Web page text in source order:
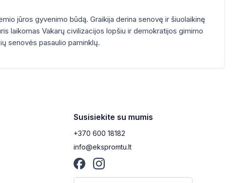
jūros gyvenimo būdą. Graikija derina senovę ir šiuolaikinę
laikomas Vakarų civilizacijos lopšiu ir demokratijos gimimo
senovės pasaulio paminklų.
Susisiekite su mumis
+370 600 18182
info@ekspromtu.lt